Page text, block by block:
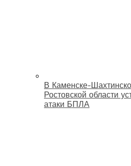
В Каменске-
Ростовской области
атаки БПЛА